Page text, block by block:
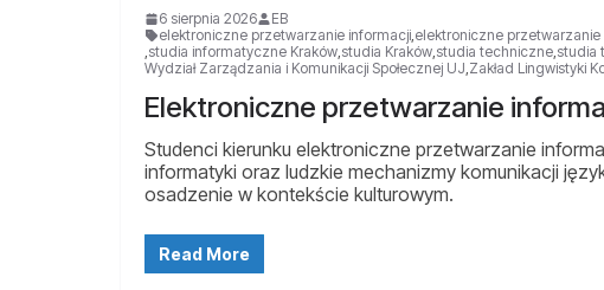
6 sierpnia 2026
EB
elektroniczne przetwarzanie informacji elektroniczne przetwarzanie
studia informatyczne Kraków studia Kraków studia techniczne studia
Wydział Zarządzania i Komunikacji Społecznej UJ Zakład Lingwistyki
Elektroniczne przetwarzanie
Studenci kierunku elektroniczne przetwarzanie
informatyki oraz ludzkie mechanizmy komunikacji
osadzenie w kontekście kulturowym.
Read More